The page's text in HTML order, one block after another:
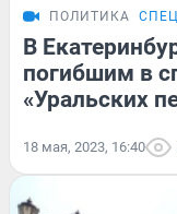
ПОЛИТИКА
В
погибшим в
«Уральских
18 мая, 2023, 16:40